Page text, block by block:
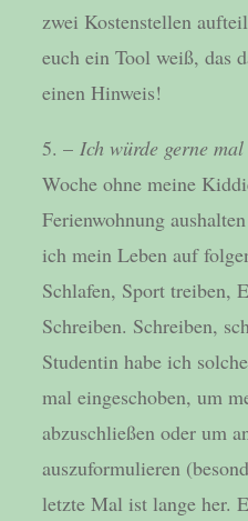
zwei Kostenstellen
euch ein Tool weiß, das
einen Hinweis!
5. – Ich würde gerne
Woche ohne meine
Ferienwohnung
ich mein Leben auf
Schlafen, Sport treiben,
Schreiben. Schreiben,
Studentin habe ich
mal eingeschoben, um
abzuschließen oder um
auszuformulieren
letzte Mal ist lange her.